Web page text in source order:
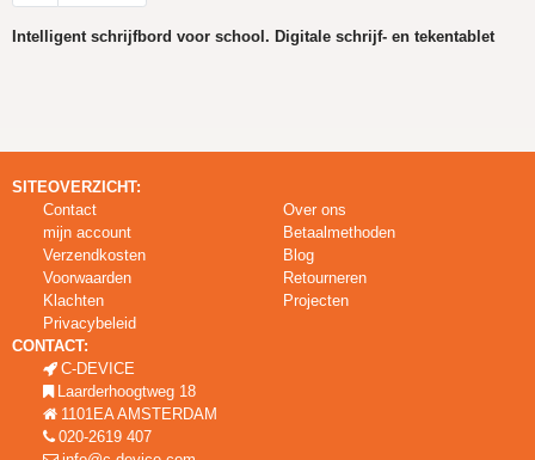
Intelligent schrijfbord voor school. Digitale schrijf- en tekentablet
SITEOVERZICHT:
Contact
Over ons
mijn account
Betaalmethoden
Verzendkosten
Blog
Voorwaarden
Retourneren
Klachten
Projecten
Privacybeleid
CONTACT:
C-DEVICE
Laarderhoogtweg 18
1101EA AMSTERDAM
020-2619 407